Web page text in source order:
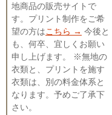
地商品の販売サイトで
す。プリント制作をご希
望の方はこちら → 今後と
も、何卒、宜しくお願い
申し上げます。 ※無地の
衣類と、プリントを施す
衣類は、別の料金体系と
なります。予めご了承下
さい。